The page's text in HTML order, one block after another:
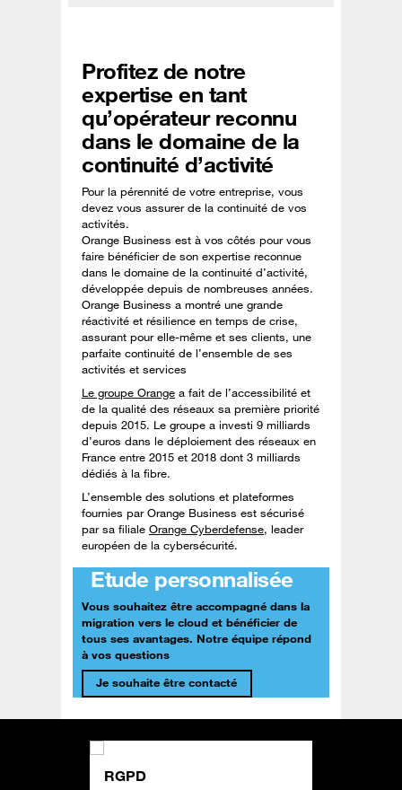
Profitez de notre
expertise en tant
qu’opérateur reconnu
dans le domaine de la
continuité d’activité
Pour la pérennité de votre entreprise, vous
devez vous assurer de la continuité de vos
activités.
Orange Business est à vos côtés pour vous
faire bénéficier de son expertise reconnue
dans le domaine de la continuité d’activité,
développée depuis de nombreuses années.
Orange Business a montré une grande
réactivité et résilience en temps de crise,
assurant pour elle-même et ses clients, une
parfaite continuité de l’ensemble de ses
activités et services
Le groupe Orange a fait de l’accessibilité et
de la qualité des réseaux sa première priorité
depuis 2015. Le groupe a investi 9 milliards
d’euros dans le déploiement des réseaux en
France entre 2015 et 2018 dont 3 milliards
dédiés à la fibre.
L’ensemble des solutions et plateformes
fournies par Orange Business est sécurisé
par sa filiale Orange Cyberdefense, leader
européen de la cybersécurité.
Etude personnalisée
Vous souhaitez être accompagné dans la
migration vers le cloud et bénéficier de
tous ses avantages. Notre équipe répond
à vos questions
Je souhaite être contacté
RGPD